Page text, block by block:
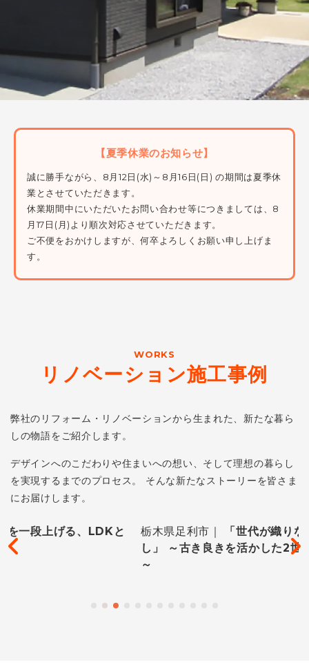
【夏季休業のお知らせ】
誠に勝手ながら、8月12日(水)～8月16日(日) の期間は夏季休
業とさせていただきます。
休業期間中にいただいたお問い合わせ等につきましては、8
月17日(月)より順次対応させていただきます。
ご不便をおかけしますが、何卒よろしくお願い申し上げま
す。
WORKS
リノベーション施工事例
弊社のリフォーム・リノベーションから生まれた、新たな暮ら
しの物語をご紹介します。
デザインへのこだわりや住まいへの想い、そして理想の暮らし
を実現するまでのプロセス。
そんな新たなストーリーを皆さま
にお届けします。
栃木県足利市｜「世代が織りなす 新しい暮ら
し」 ～古き良きを活かした2世帯リノベーション